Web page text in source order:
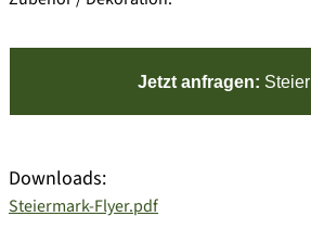
Jetzt anfragen:
Downloads:
Steiermark-Flyer.pdf